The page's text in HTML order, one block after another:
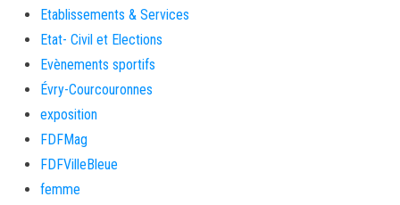
Etablissements & Services
Etat- Civil et Elections
Evènements sportifs
Évry-Courcouronnes
exposition
FDFMag
FDFVilleBleue
femme